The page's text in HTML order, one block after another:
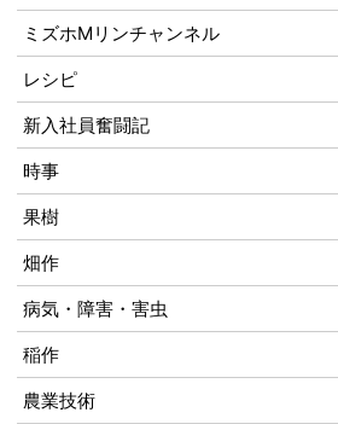
ミズホMリンチャンネル
レシピ
新入社員奮闘記
時事
果樹
畑作
病気・障害・害虫
稲作
農業技術